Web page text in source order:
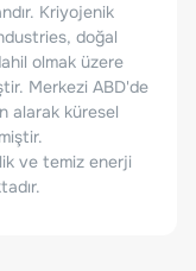
Kriyojenik
doğal
olmak üzere
Merkezi ABD'de
alarak küresel
ve temiz enerji